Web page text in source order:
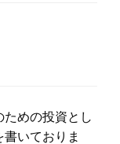
めの投資とし
いておりま